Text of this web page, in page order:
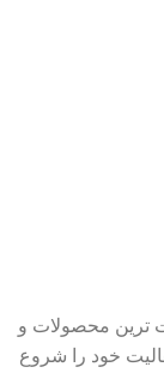
ترین محصولات و
های پوستی و آرایشی از سال ۱۳۹۸ فعالیت خود را شروع